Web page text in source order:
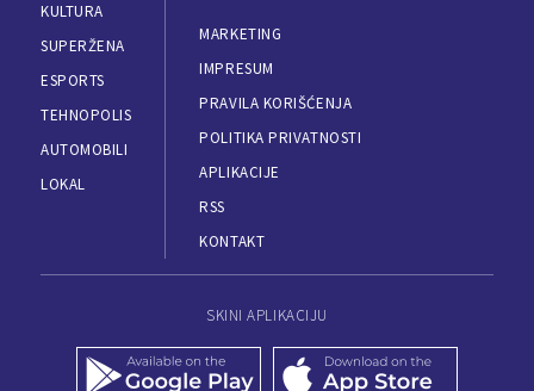
KULTURA
SUPERŽENA
ESPORTS
TEHNOPOLIS
AUTOMOBILI
LOKAL
MARKETING
IMPRESUM
PRAVILA KORIŠĆENJA
POLITIKA PRIVATNOSTI
APLIKACIJE
RSS
KONTAKT
SKINI APLIKACIJU